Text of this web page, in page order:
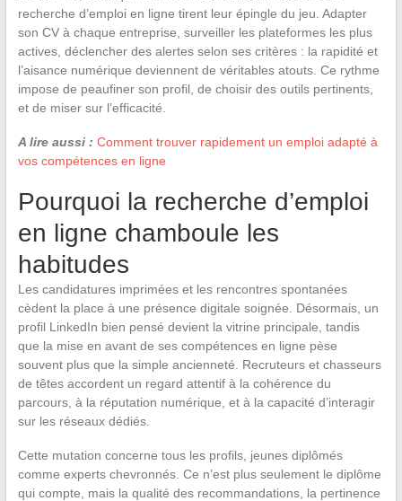
recherche d’emploi en ligne tirent leur épingle du jeu. Adapter
son CV à chaque entreprise, surveiller les plateformes les plus
actives, déclencher des alertes selon ses critères : la rapidité et
l’aisance numérique deviennent de véritables atouts. Ce rythme
impose de peaufiner son profil, de choisir des outils pertinents,
et de miser sur l’efficacité.
A lire aussi : Comment trouver rapidement un emploi adapté à
vos compétences en ligne
Pourquoi la recherche d’emploi
en ligne chamboule les
habitudes
Les candidatures imprimées et les rencontres spontanées
cèdent la place à une présence digitale soignée. Désormais, un
profil LinkedIn bien pensé devient la vitrine principale, tandis
que la mise en avant de ses compétences en ligne pèse
souvent plus que la simple ancienneté. Recruteurs et chasseurs
de têtes accordent un regard attentif à la cohérence du
parcours, à la réputation numérique, et à la capacité d’interagir
sur les réseaux dédiés.
Cette mutation concerne tous les profils, jeunes diplômés
comme experts chevronnés. Ce n’est plus seulement le diplôme
qui compte, mais la qualité des recommandations, la pertinence